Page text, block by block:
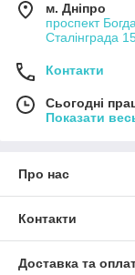
м. Дніпро
проспект
Сталінграда
Контакти
Сьогодні
Показати
Про нас
Контакти
Доставка та